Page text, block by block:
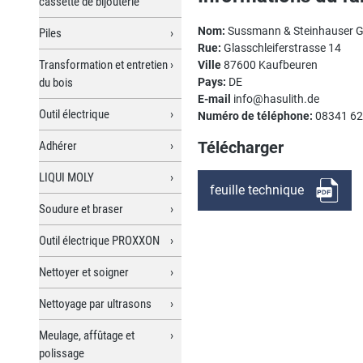
Piles
Transformation et entretien
du bois
Outil électrique
Adhérer
LIQUI MOLY
Soudure et braser
Outil électrique PROXXON
Nettoyer et soigner
Nettoyage par ultrasons
Meulage, affûtage et
polissage
Nom: Sussmann & Steinhauser
Rue: Glasschleiferstrasse 14
Ville87600 Kaufbeuren
Pays: DE
E-mail info@hasulith.de
Numéro de téléphone: 08341
Télécharger
feuille technique